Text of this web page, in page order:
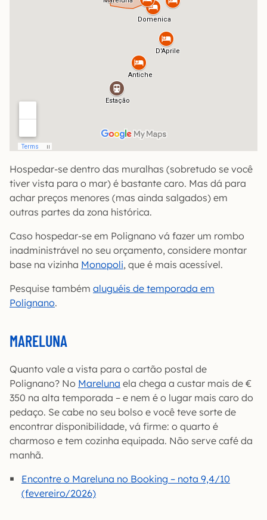
Hospedar-se dentro das muralhas (sobretudo se você
tiver vista para o mar) é bastante caro. Mas dá para
achar preços menores (mas ainda salgados) em
outras partes da zona histórica.
Caso hospedar-se em Polignano vá fazer um rombo
inadministrável no seu orçamento, considere montar
base na vizinha Monopoli, que é mais acessível.
Pesquise também aluguéis de temporada em
Polignano.
MARELUNA
Quanto vale a vista para o cartão postal de
Polignano? No Mareluna ela chega a custar mais de €
350 na alta temporada – e nem é o lugar mais caro do
pedaço. Se cabe no seu bolso e você teve sorte de
encontrar disponibilidade, vá firme: o quarto é
charmoso e tem cozinha equipada. Não serve café da
manhã.
Encontre o Mareluna no Booking – nota 9,4/10
(fevereiro/2026)